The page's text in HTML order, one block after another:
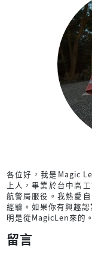
各位好，我是Magic
上人，畢業於台中高
航警局服役。我熱愛
經驗。如果你有興趣
明是從MagicLen來的。
留言